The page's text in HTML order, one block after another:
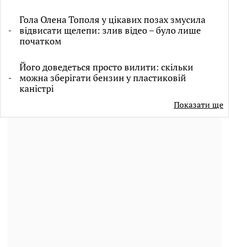
Гола Олена Тополя у цікавих позах змусила
відвисати щелепи: злив відео – було лише
початком
Його доведеться просто вилити: скільки
можна зберігати бензин у пластиковій
каністрі
Показати ще